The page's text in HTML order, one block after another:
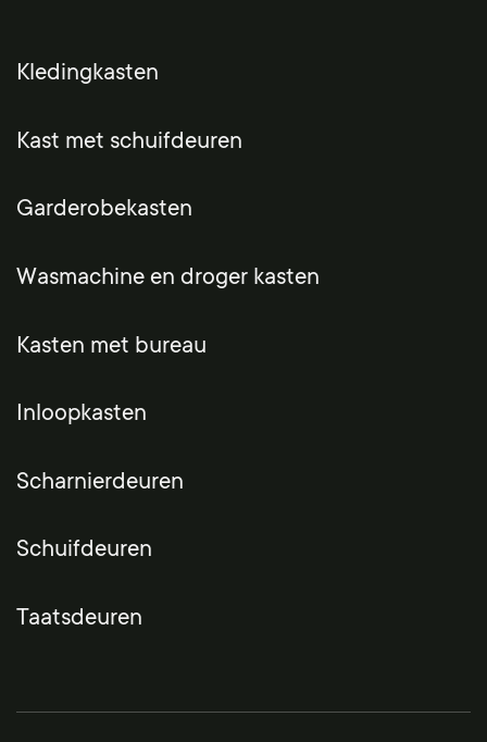
Kledingkasten
Kast met schuifdeuren
Garderobekasten
Wasmachine en droger kasten
Kasten met bureau
Inloopkasten
Scharnierdeuren
Schuifdeuren
Taatsdeuren